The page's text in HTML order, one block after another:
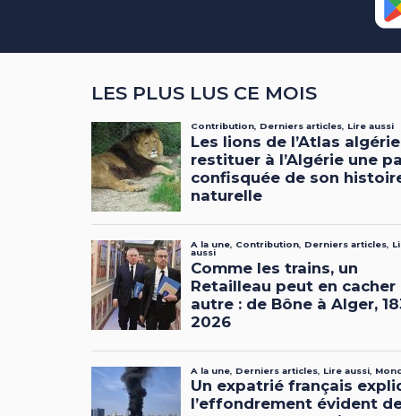
LES PLUS LUS CE MOIS